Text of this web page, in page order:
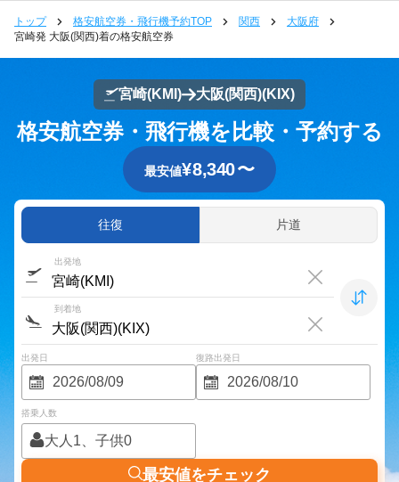
トップ 格安航空券・飛行機予約TOP 関西
大阪府
宮崎発 大阪(関西)着の格安航空券
宮崎(KMI) 大阪(関西)(KIX)
格安航空券・飛行機を比較・予約する
最安値¥8,340〜
往復 片道
出発地
到着地
出発日 復路出発日
搭乗人数
大人1、子供0
最安値をチェック